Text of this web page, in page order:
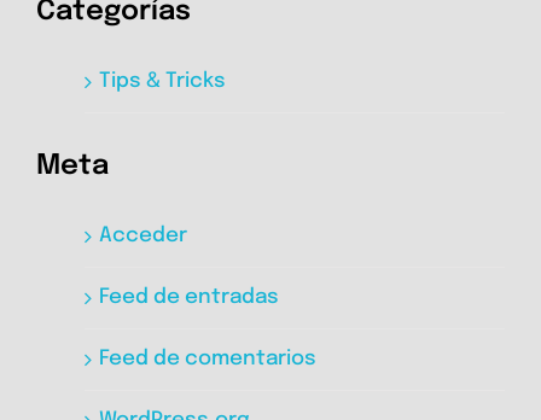
Categorías
Tips & Tricks
Meta
Acceder
Feed de entradas
Feed de comentarios